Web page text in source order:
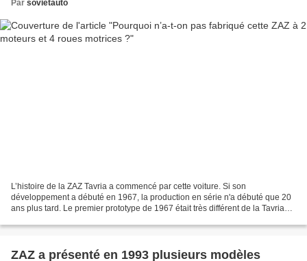
Par sovietauto
L’histoire de la ZAZ Tavria a commencé par cette voiture. Si son
développement a débuté en 1967, la production en série n'a débuté que 20
ans plus tard. Le premier prototype de 1967 était très différent de la Tavria
ZAZ a présenté en 1993 plusieurs modèles